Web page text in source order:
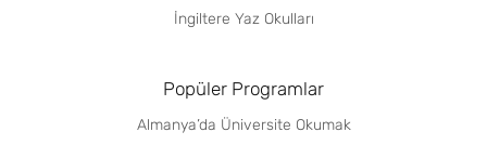
İngiltere Yaz Okulları
Popüler Programlar
Almanya’da Üniversite Okumak